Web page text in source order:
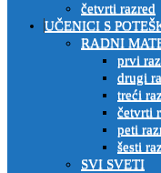
četvrti razred
UČENICI S
RADNI
prvi
drugi
treći
četvrti
peti
šesti
SVI SVETI